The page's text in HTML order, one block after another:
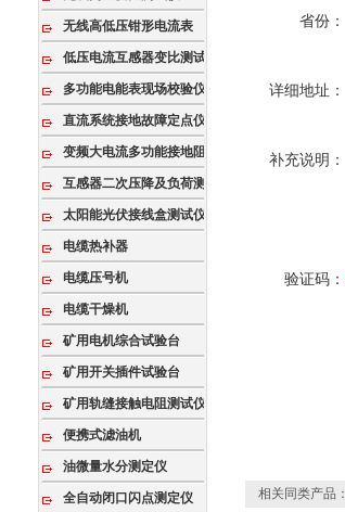
无线高低压钳形电流表
低压电流互感器变比测试仪
多功能电能表现场校验仪
直流系统接地故障定点仪
变频大电流多功能接地阻抗测试系统
互感器二次压降及负荷测试仪
太阳能光伏接线盒测试仪
电缆热补器
电缆压号机
电缆干燥机
矿用电机综合试验台
矿用开关插件试验台
矿用轨缝接触电阻测试仪
便携式滤油机
油微量水分测定仪
全自动闭口闪点测定仪
省份：
详细地址：
补充说明：
验证码：
相关同类产品：